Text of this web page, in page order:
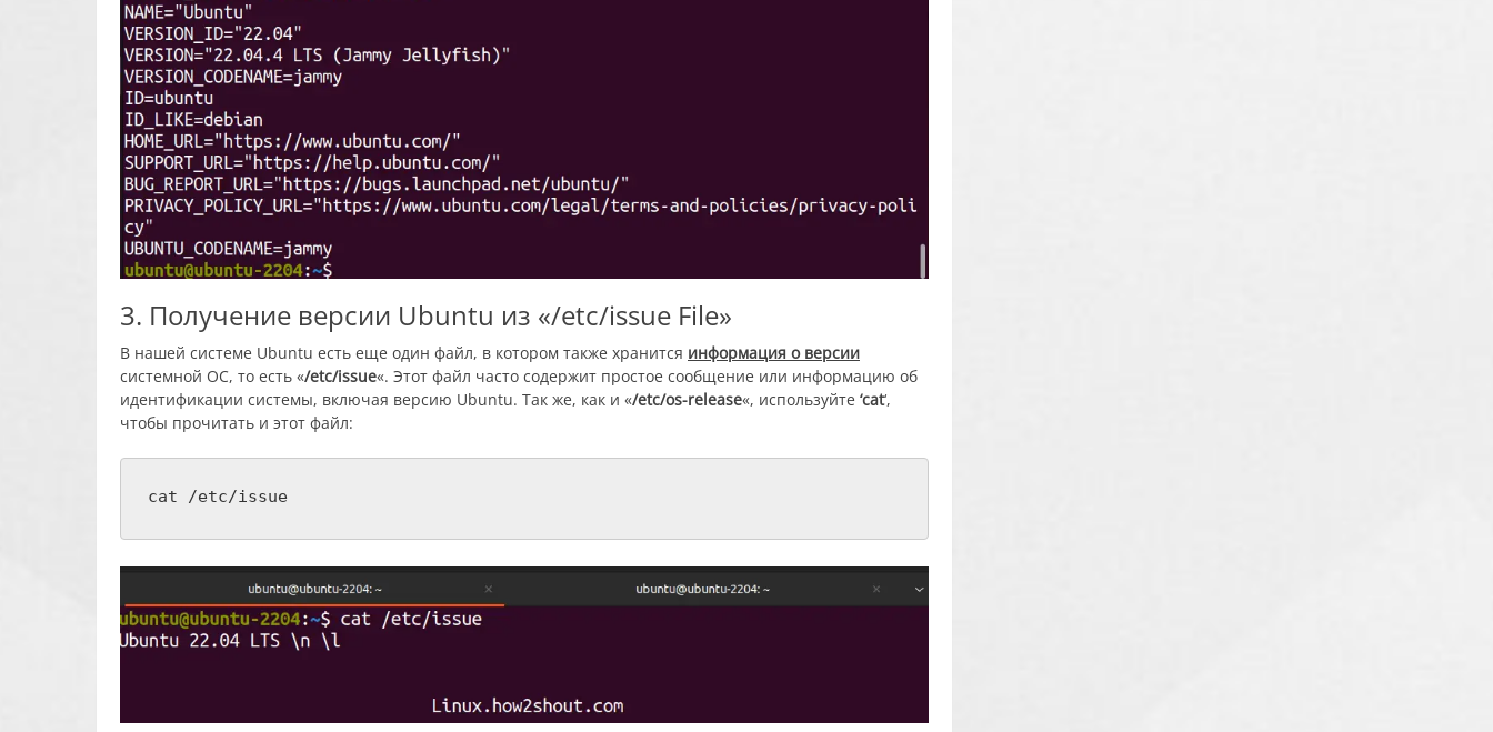
3. Получение версии Ubuntu из «/etc/issue File»
В нашей системе Ubuntu есть еще один файл, в котором также хранится информация о версии
системной ОС, то есть «/etc/issue«. Этот файл часто содержит простое сообщение или информацию об
идентификации системы, включая версию Ubuntu. Так же, как и «/etc/os-release«, используйте ‘cat‘,
чтобы прочитать и этот файл:
cat /etc/issue